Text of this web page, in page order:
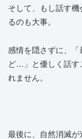
そして、もし話す
るのも大事。
感情を隠さずに、
ど…」と優しく話す
れません。
最後に、自然消滅